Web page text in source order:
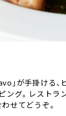
」が手掛ける
ング。レスト
せてどうぞ。